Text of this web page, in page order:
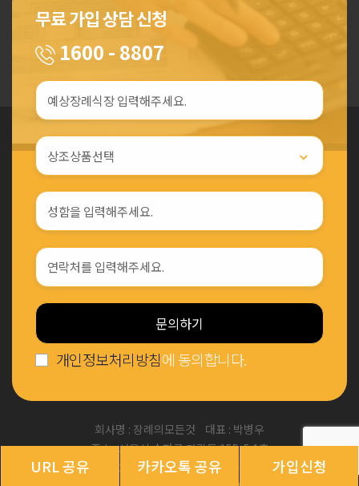
URL 공유 카카오톡 공유 가입신청
무료 가입 상담 신청
1600 - 8807
문의하기
개인정보처리방침에 동의합니다.
회사명 : 장례의모든것 대표 : 박병우
주소 : 서울시 송파구 가락동 155-5 1층
사업자등록번호 : 395-29-01209